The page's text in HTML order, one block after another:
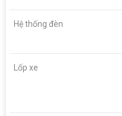
Hệ thống đèn
Lốp xe